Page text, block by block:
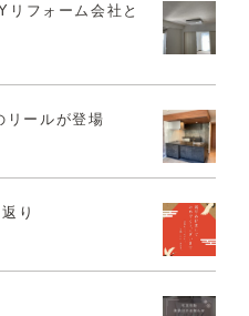
リフォーム会社と
ールが登場
り